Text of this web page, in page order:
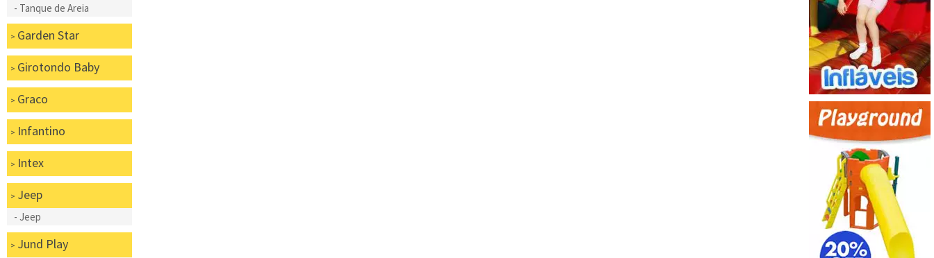
Tanque de Areia
Garden Star
Girotondo Baby
Graco
Infantino
Intex
Jeep
Jeep
Jund Play